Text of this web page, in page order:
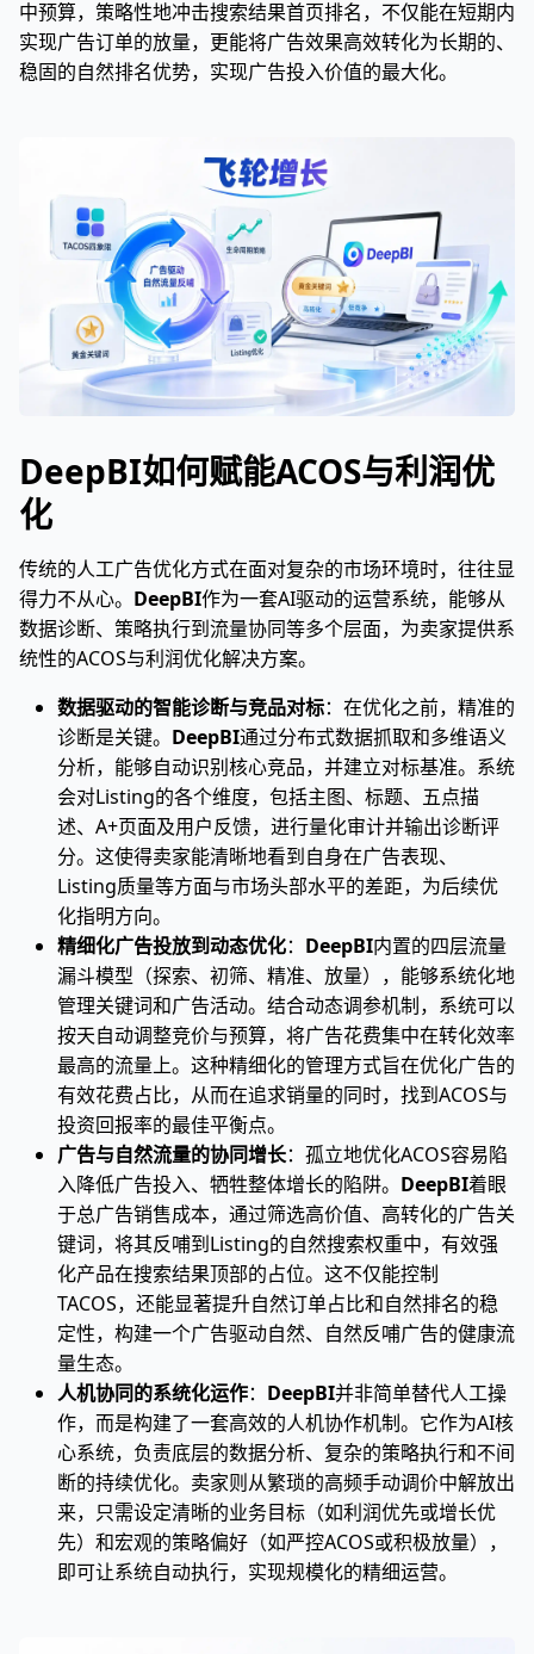
中预算，策略性地冲击搜索结果首页排名，不仅能在短期内
实现广告订单的放量，更能将广告效果高效转化为长期的、
稳固的自然排名优势，实现广告投入价值的最大化。
DeepBI如何赋能ACOS与利润优
化
传统的人工广告优化方式在面对复杂的市场环境时，往往显
得力不从心。 DeepBI作为一套AI驱动的运营系统，能够从
数据诊断、策略执行到流量协同等多个层面，为卖家提供系
统性的ACOS与利润优化解决方案。
数据驱动的智能诊断与竞品对标：在优化之前，精准的
诊断是关键。 DeepBI通过分布式数据抓取和多维语义
分析，能够自动识别核心竞品，并建立对标基准。系统
会对Listing的各个维度，包括主图、标题、五点描
述、A+页面及用户反馈，进行量化审计并输出诊断评
分。这使得卖家能清晰地看到自身在广告表现、
Listing质量等方面与市场头部水平的差距，为后续优
化指明方向。
精细化广告投放到动态优化： DeepBI内置的四层流量
漏斗模型（探索、初筛、精准、放量），能够系统化地
管理关键词和广告活动。结合动态调参机制，系统可以
按天自动调整竞价与预算，将广告花费集中在转化效率
最高的流量上。这种精细化的管理方式旨在优化广告的
有效花费占比，从而在追求销量的同时，找到ACOS与
投资回报率的最佳平衡点。
广告与自然流量的协同增长：孤立地优化ACOS容易陷
入降低广告投入、牺牲整体增长的陷阱。 DeepBI着眼
于总广告销售成本，通过筛选高价值、高转化的广告关
键词，将其反哺到Listing的自然搜索权重中，有效强
化产品在搜索结果顶部的占位。这不仅能控制
TACOS，还能显著提升自然订单占比和自然排名的稳
定性，构建一个广告驱动自然、自然反哺广告的健康流
量生态。
人机协同的系统化运作： DeepBI并非简单替代人工操
作，而是构建了一套高效的人机协作机制。它作为AI核
心系统，负责底层的数据分析、复杂的策略执行和不间
断的持续优化。卖家则从繁琐的高频手动调价中解放出
来，只需设定清晰的业务目标（如利润优先或增长优
先）和宏观的策略偏好（如严控ACOS或积极放量），
即可让系统自动执行，实现规模化的精细运营。